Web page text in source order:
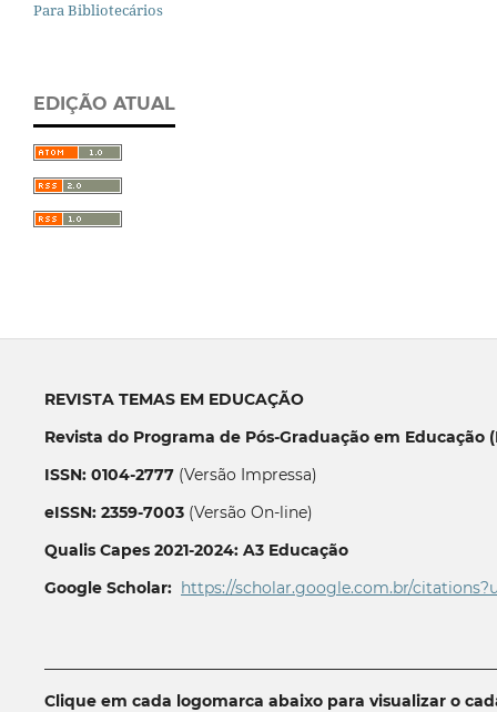
Para Bibliotecários
EDIÇÃO ATUAL
REVISTA TEMAS EM EDUCAÇÃO
Revista do Programa de Pós-Graduação em Educação
ISSN: 0104-2777(Versão Impressa)
eISSN: 2359-7003(Versão On-line)
Qualis Capes 2021-2024: A3 Educação
Google Scholar: https://scholar.google.com.br/
Clique em cada logomarca abaixo para visualizar o